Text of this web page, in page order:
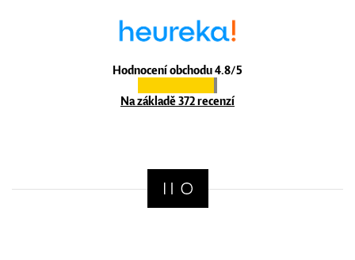
Hodnocení obchodu 4.8/5
Na základě 372 recenzí